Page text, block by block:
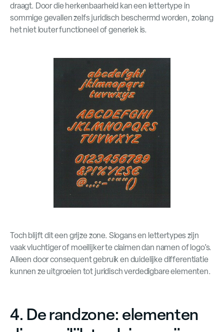
draagt. Door die herkenbaarheid kan een lettertype in
sommige gevallen zelfs juridisch beschermd worden, zolang
het niet louter functioneel of generiek is.
Toch blijft dit een grijze zone. Slogans en lettertypes zijn
vaak vluchtiger of moeilijker te claimen dan namen of logo’s.
Alleen door consequent gebruik en duidelijke differentiatie
kunnen ze uitgroeien tot juridisch verdedigbare elementen.
4. De randzone: elementen